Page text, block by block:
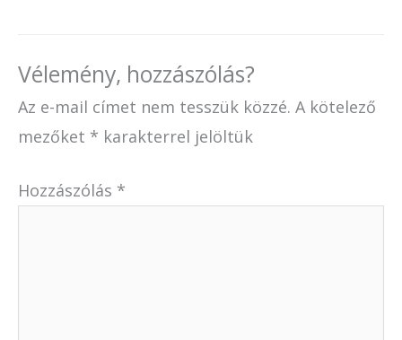
Vélemény, hozzászólás?
Az e-mail címet nem tesszük közzé. A kötelező
mezőket * karakterrel jelöltük
Hozzászólás *